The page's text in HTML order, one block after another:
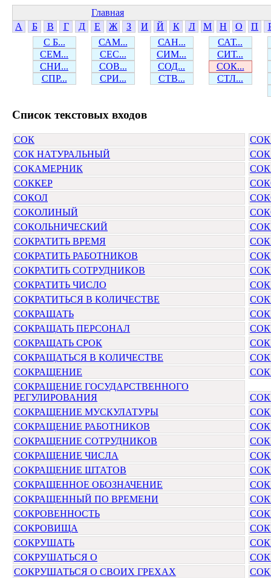
Главная
А
Б В Г Д Е Ж З И Й К Л М Н О П
С Б...
САМ... САН...
САТ...
СЕМ...
СЕС... СИМ...
СИТ...
СНИ...
СОВ... СОД...
СОК...
СПР...
СРИ... СТВ... СТЛ...
Cписок текстовых входов
СОК
СОК НАТУРАЛЬНЫЙ
СОКАМЕРНИК
СОККЕР
СОКОЛ
СОКОЛИНЫЙ
СОКОЛЬНИЧЕСКИЙ
СОКРАТИТЬ ВРЕМЯ
СОКРАТИТЬ РАБОТНИКОВ
СОКРАТИТЬ СОТРУДНИКОВ
СОКРАТИТЬ ЧИСЛО
СОКРАТИТЬСЯ В КОЛИЧЕСТВЕ
СОКРАЩАТЬ
СОКРАЩАТЬ ПЕРСОНАЛ
СОКРАЩАТЬ СРОК
СОКРАЩАТЬСЯ В КОЛИЧЕСТВЕ
СОКРАЩЕНИЕ
СОКРАЩЕНИЕ ГОСУДАРСТВЕННОГО
РЕГУЛИРОВАНИЯ
СОКРАЩЕНИЕ МУСКУЛАТУРЫ
СОКРАЩЕНИЕ РАБОТНИКОВ
СОКРАЩЕНИЕ СОТРУДНИКОВ
СОКРАЩЕНИЕ ЧИСЛА
СОКРАЩЕНИЕ ШТАТОВ
СОКРАЩЕННОЕ ОБОЗНАЧЕНИЕ
СОКРАЩЕННЫЙ ПО ВРЕМЕНИ
СОКРОВЕННОСТЬ
СОКРОВИЩА
СОКРУШАТЬ
СОКРУШАТЬСЯ О
СОКРУШАТЬСЯ О СВОИХ ГРЕХАХ